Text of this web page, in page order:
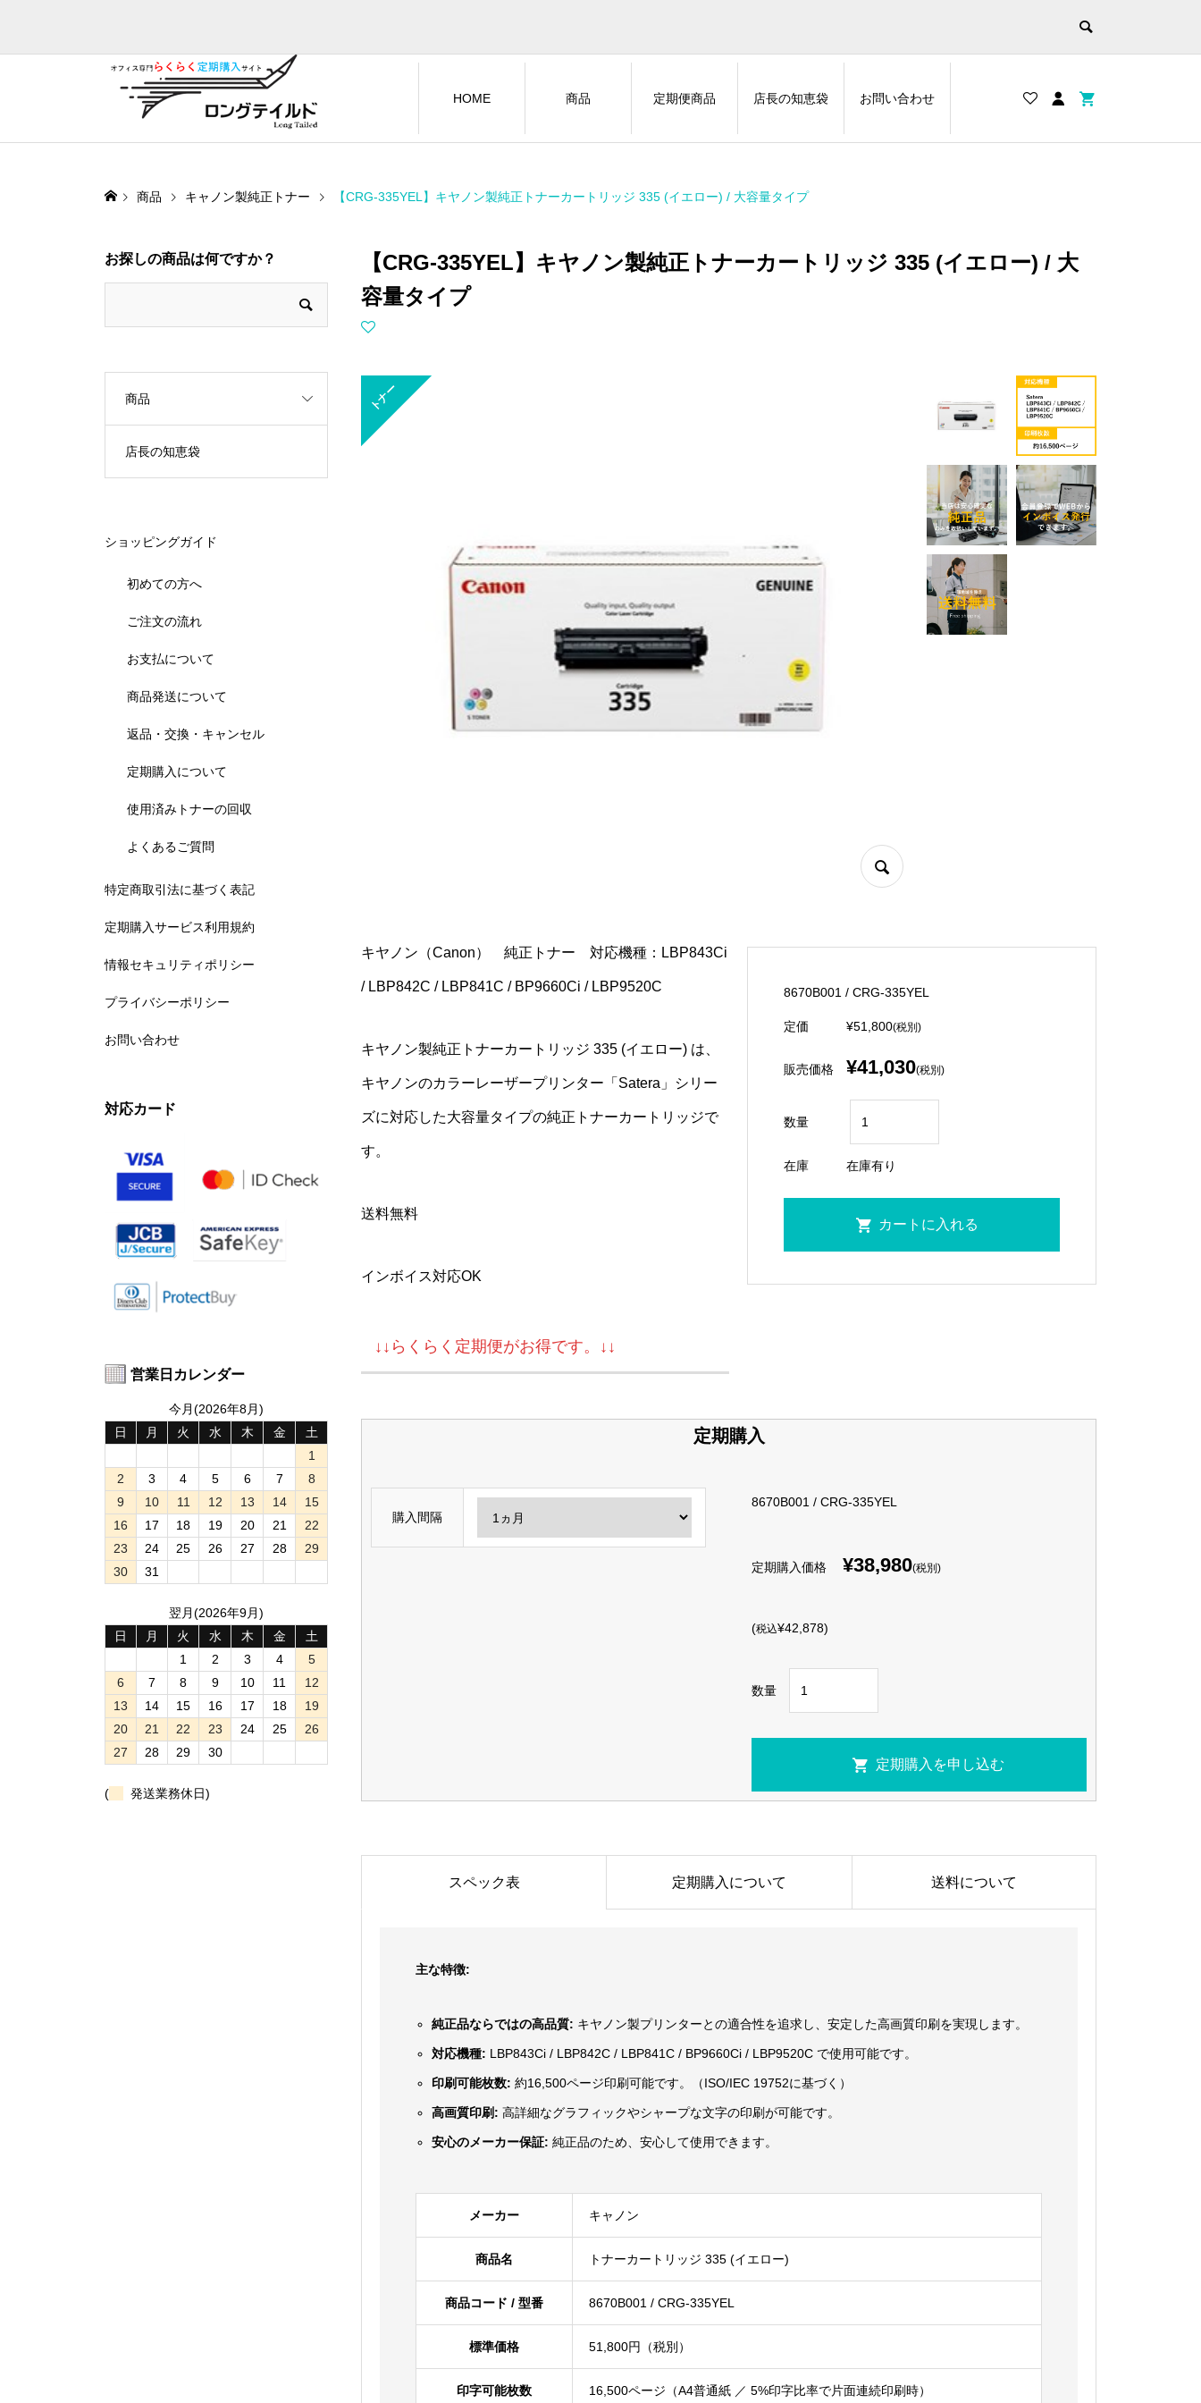
HOME 商品 定期便商品 店長の知恵袋 お問い合わせ
商品 キャノン製純正トナー 【CRG-335YEL】キヤノン製純正トナーカートリッジ 335 (イエロー) / 大容量タイプ
【CRG-335YEL】キヤノン製純正トナーカートリッジ 335 (イエロー) / 大
容量タイプ
トナー
キヤノン（Canon） 純正トナー 対応機種：LBP843Ci
/ LBP842C / LBP841C / BP9660Ci / LBP9520C
キヤノン製純正トナーカートリッジ 335 (イエロー) は、
キヤノンのカラーレーザープリンター「Satera」シリー
ズに対応した大容量タイプの純正トナーカートリッジで
す。
送料無料
インボイス対応OK
↓↓らくらく定期便がお得です。↓↓
8670B001 / CRG-335YEL
定価 ¥51,800(税別)
販売価格 ¥41,030(税別)
数量
在庫 在庫有り
定期購入
購入間隔
8670B001 / CRG-335YEL
定期購入価格 ¥38,980(税別)
(税込¥42,878)
数量
スペック表 定期購入について 送料について
主な特徴:
純正品ならではの高品質: キヤノン製プリンターとの適合性を追求し、安定した高画質印刷を実現します。
対応機種: LBP843Ci / LBP842C / LBP841C / BP9660Ci / LBP9520C で使用可能です。
印刷可能枚数: 約16,500ページ印刷可能です。（ISO/IEC 19752に基づく）
高画質印刷: 高詳細なグラフィックやシャープな文字の印刷が可能です。
安心のメーカー保証:純正品のため、安心して使用できます。
メーカー キャノン
商品名 トナーカートリッジ 335 (イエロー)
商品コード / 型番 8670B001 / CRG-335YEL
標準価格 51,800円（税別）
印字可能枚数 16,500ページ（A4普通紙 ／ 5%印字比率で片面連続印刷時）
お探しの商品は何ですか？
商品
店長の知恵袋
ショッピングガイド
初めての方へ
ご注文の流れ
お支払について
商品発送について
返品・交換・キャンセル
定期購入について
使用済みトナーの回収
よくあるご質問
特定商取引法に基づく表記
定期購入サービス利用規約
情報セキュリティポリシー
プライバシーポリシー
お問い合わせ
対応カード
営業日カレンダー
今月(2026年8月)
日
月 火 水 木 金
土
1
2
3 4 5 6 7
8
9
10 11 12 13 14
15
16
17 18 19 20 21
22
23
24 25 26 27 28
29
30
31
翌月(2026年9月)
日
月 火 水 木 金
土
1
2 3 4
5
6
7 8 9 10 11
12
13
14 15 16 17 18
19
20
21 22 23 24 25
26
27
28 29 30
( 発送業務休日)